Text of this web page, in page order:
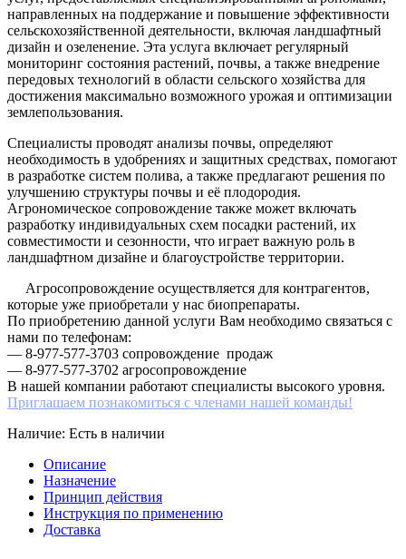
направленных на поддержание и повышение эффективности
сельскохозяйственной деятельности, включая ландшафтный
дизайн и озеленение. Эта услуга включает регулярный
мониторинг состояния растений, почвы, а также внедрение
передовых технологий в области сельского хозяйства для
достижения максимально возможного урожая и оптимизации
землепользования.
Специалисты проводят анализы почвы, определяют
необходимость в удобрениях и защитных средствах, помогают
в разработке систем полива, а также предлагают решения по
улучшению структуры почвы и её плодородия.
Агрономическое сопровождение также может включать
разработку индивидуальных схем посадки растений, их
совместимости и сезонности, что играет важную роль в
ландшафтном дизайне и благоустройстве территории.
Агросопровождение осуществляется для контрагентов,
которые уже приобретали у нас биопрепараты.
По приобретению данной услуги Вам необходимо связаться с
нами по телефонам:
— 8-977-577-3703 сопровождение продаж
— 8-977-577-3702 агросопровождение
В нашей компании работают специалисты высокого уровня.
Приглашаем познакомиться с членами нашей команды!
Наличие: Есть в наличии
Описание
Назначение
Принцип действия
Инструкция по применению
Доставка